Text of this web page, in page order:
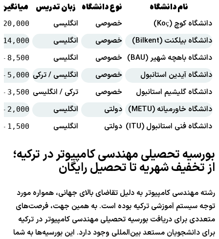
نام دانشگاه نوع دانشگاه زبان تدریس
دانشگاه کوچ (Koç) خصوصی انگلیسی 20,000
دانشگاه بیلکنت (Bilkent)
خصوصی انگلیسی 14,000
دانشگاه باهچه شهیر (BAU)
خصوصی انگلیسی 8,500
–
دانشگاه آیدین استانبول
خصوصی انگلیسی / ترکی 5,000
–
دانشگاه گلیشیم استانبول
خصوصی ترکی / انگلیسی 3,500
–
دانشگاه خاورمیانه (METU)
دولتی انگلیسی 2,000
–
دانشگاه فنی استانبول (ITU)
دولتی انگلیسی 1,500
–
بورسیه تحصیلی مهندسی کامپیوتر در ترکیه؛
از تخفیف شهریه تا تحصیل رایگان
رشته مهندسی کامپیوتر به دلیل تقاضای بالای جهانی، همواره مورد
توجه سیستم آموزشی ترکیه بوده است. به همین جهت، فرصت‌های
متعددی برای دریافت بورسیه تحصیلی مهندسی کامپیوتر در ترکیه
برای دانشجویان مستعد بین‌المللی وجود دارد. این بورسیه‌ها به شما